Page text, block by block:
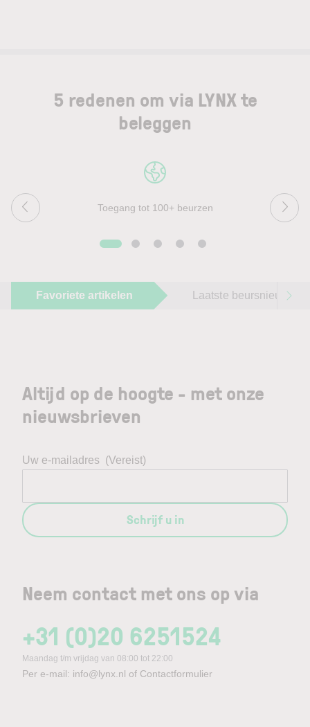
5 redenen om via LYNX te
beleggen
Toegang tot 100+ beurzen
Favoriete artikelen Laatste beursnieuws
Neem contact met ons op via
+31 (0)20 6251524
Maandag t/m vrijdag van 08:00 tot 22:00
Per e-mail: info@lynx.nl of Contactformulier
Altijd op de hoogte - met onze
nieuwsbrieven
Uw e-mailadres (Vereist)
Schrijf u in